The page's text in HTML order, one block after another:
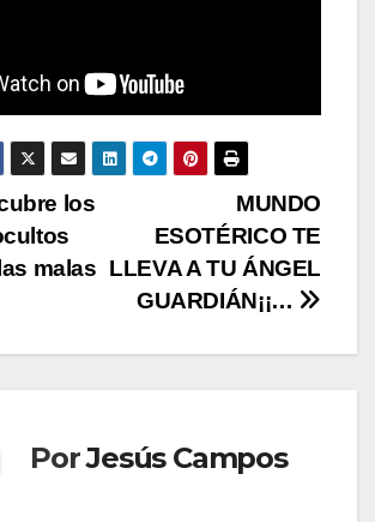
MUNDO
ESOTÉRICO TE
LLEVA A TU ÁNGEL
GUARDIÁN¡¡…
los
malas
PorJesús Campos